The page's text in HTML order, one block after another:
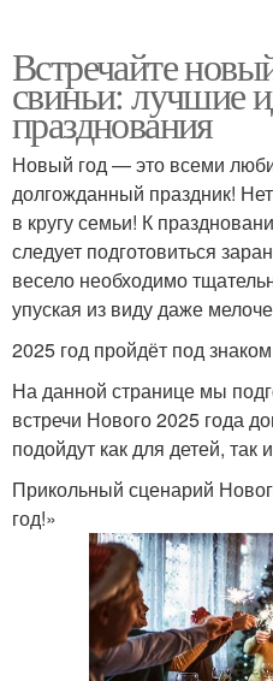
Встречайте
свиньи: лучшие
празднования
Новый год — это всеми
долгожданный праздник!
в кругу семьи! К
следует подготовиться
весело необходимо
упуская из виду даже
2025 год пройдёт под
На данной странице мы
встречи Нового 2025 года
подойдут как для детей, так
Прикольный сценарий
год!»